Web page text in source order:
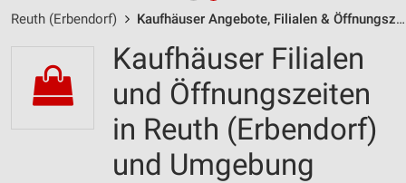
Reuth (Erbendorf) Kaufhäuser Angebote, Filialen & Öffnungszeiten
Kaufhäuser Filialen
und Öffnungszeiten
in Reuth (Erbendorf)
und Umgebung